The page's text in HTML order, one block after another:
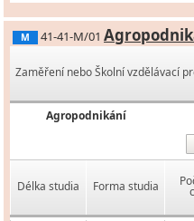
M 41-41-M/01
Zaměření nebo Školní vzdělávací
Agropodnikání
Délka studia Forma studia